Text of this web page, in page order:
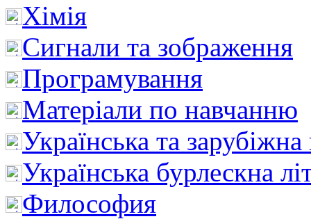
Хімія
Сигнали та зображення
Програмування
Матеріали по навчанню
Українська та зарубіжна
Українська бурлескна
Философия